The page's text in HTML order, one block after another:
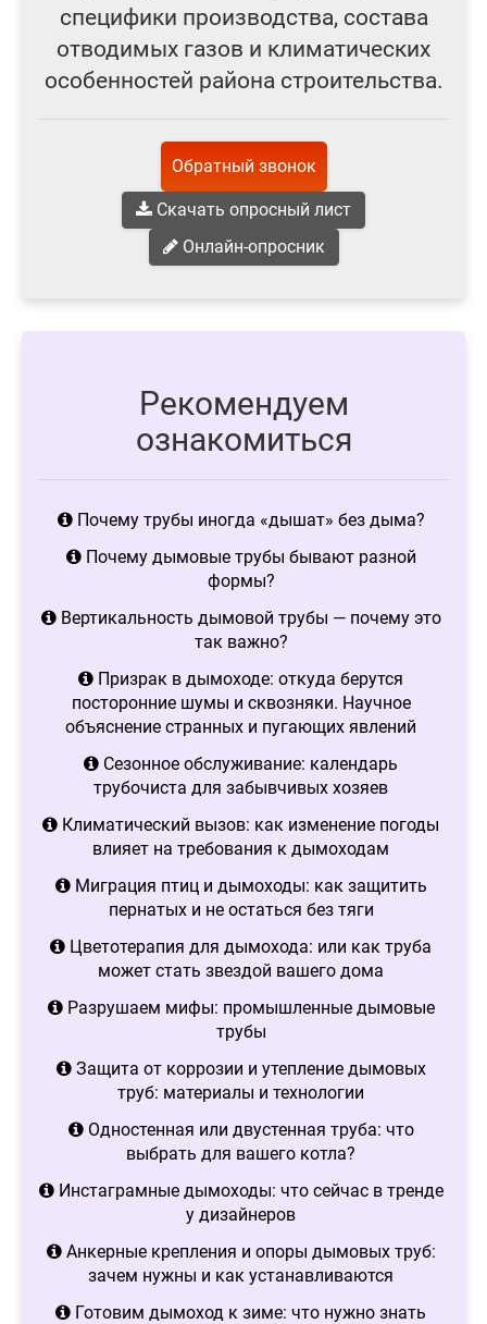
специфики производства, состава
отводимых газов и климатических
особенностей района строительства.
Обратный звонок
Скачать опросный лист
Онлайн-опросник
Рекомендуем
ознакомиться
Почему трубы иногда «дышат» без дыма?
Почему дымовые трубы бывают разной
формы?
Вертикальность дымовой трубы — почему это
так важно?
Призрак в дымоходе: откуда берутся
посторонние шумы и сквозняки. Научное
объяснение странных и пугающих явлений
Сезонное обслуживание: календарь
трубочиста для забывчивых хозяев
Климатический вызов: как изменение погоды
влияет на требования к дымоходам
Миграция птиц и дымоходы: как защитить
пернатых и не остаться без тяги
Цветотерапия для дымохода: или как труба
может стать звездой вашего дома
Разрушаем мифы: промышленные дымовые
трубы
Защита от коррозии и утепление дымовых
труб: материалы и технологии
Одностенная или двустенная труба: что
выбрать для вашего котла?
Инстаграмные дымоходы: что сейчас в тренде
у дизайнеров
Анкерные крепления и опоры дымовых труб:
зачем нужны и как устанавливаются
Готовим дымоход к зиме: что нужно знать